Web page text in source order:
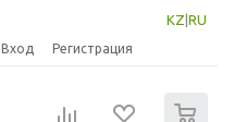
KZ RU
Вход Регистрация